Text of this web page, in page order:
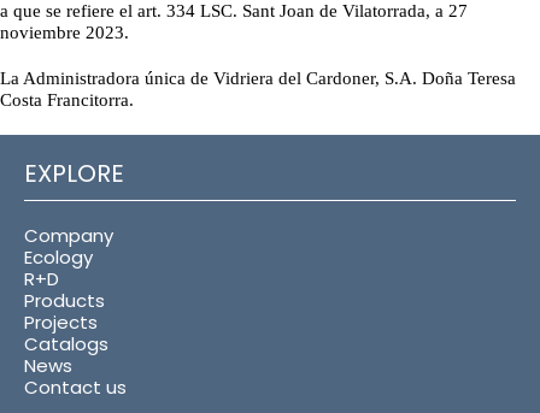
a que se refiere el art. 334 LSC. Sant Joan de Vilatorrada, a 27
noviembre 2023.
La Administradora única de Vidriera del Cardoner, S.A. Doña Teresa
Costa Francitorra.
EXPLORE
Company
Ecology
R+D
Products
Projects
Catalogs
News
Contact us